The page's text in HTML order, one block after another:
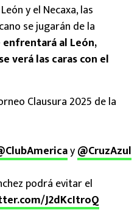
y el Necaxa, las
se jugarán de la
enfrentará al León,
verá las caras con el
Clausura 2025 de la
y@CruzAzul
podrá evitar el
J2dKcItroQ